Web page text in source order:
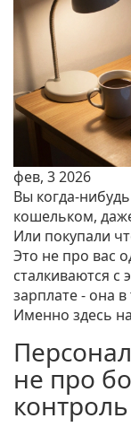
фев, 3 2026
Вы когда-
кошельком,
Или покупали
Это не про вас
сталкиваются
зарплате - она
Именно здесь
не про
контроль